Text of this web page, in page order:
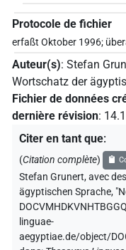
Protocole de fichier
erfaßt Oktober 1996;
Auteur(s): Stefan
Wortschatz der
Fichier de données
dernière révision:
Citer en tant que:
(Citation complète)
Stefan Grunert,avec
ägyptischen Sprache,
linguae-
aegyptiae.de/object/